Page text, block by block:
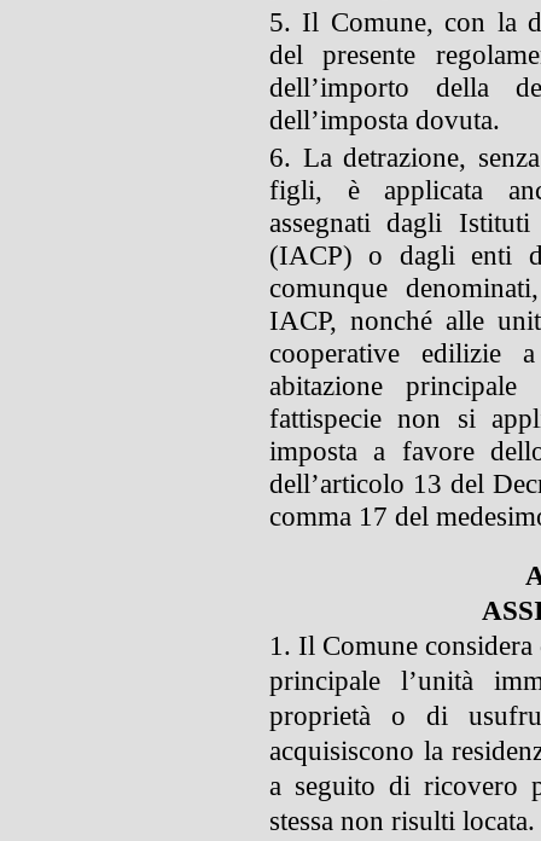
5. Il Comune, con la
del presente
dell’importo della
dell’imposta dovuta.
6. La detrazione,
figli, è applicata
assegnati dagli
(IACP) o dagli enti
comunque
IACP, nonché alle
cooperative edilizie
abitazione
fattispecie non si
imposta a favore
dell’articolo 13 del
comma 17 del
1. Il Comune
principale l’unità
proprietà o di
acquisiscono la
a seguito di ricovero
stessa non risulti locata.